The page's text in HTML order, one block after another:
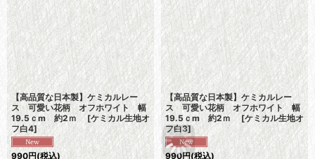
【高品質な日本製】ケミカルレー
ス 可愛い花柄 オフホワイト 幅
19.5ｃm 約2ｍ [ケミカル生地オ
フ白4]
990円(税込)
【高品質な日本製】ケミカルレー
ス 可愛い花柄 オフホワイト 幅
19.5ｃm 約2ｍ [ケミカル生地オ
フ白3]
990円(税込)